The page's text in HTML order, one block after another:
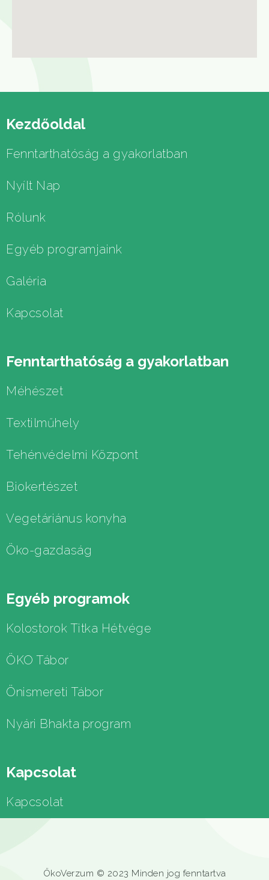
Kezdőoldal
Fenntarthatóság a gyakorlatban
Nyílt Nap
Rólunk
Egyéb programjaink
Galéria
Kapcsolat
Fenntarthatóság a gyakorlatban
Méhészet
Textilműhely
Tehénvédelmi Központ
Biokertészet
Vegetáriánus konyha
Öko-gazdaság
Egyéb programok
Kolostorok Titka Hétvége
ÖKO Tábor
Önismereti Tábor
Nyári Bhakta program
Kapcsolat
Kapcsolat
ÖkoVerzum © 2023 Minden jog fenntartva